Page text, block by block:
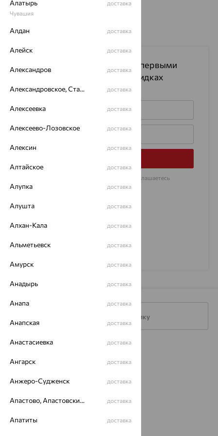
и первыми
узнавайте информацию о скидках
на изделия
Нажимая на кнопку «Подписаться», Вы соглашаетесь
сдоговором оферты
Подписаться на рассылку
Магазины
Покупателям
О нас
Алатырь
Чувашия
доставка
Алдан доставка
Алейск доставка
Александров доставка
Александровское, Ставропольский край доставка
Алексеевка доставка
Алексеево-Лозовское доставка
Алексин доставка
Алтайское доставка
Алупка доставка
Алушта доставка
Алхан-Кала доставка
Альметьевск доставка
Амурск доставка
Анадырь доставка
Анапа доставка
Анапская доставка
Анастасиевка доставка
Ангарск доставка
Анжеро-Судженск доставка
Апастово, Апастовский район доставка
Апатиты доставка